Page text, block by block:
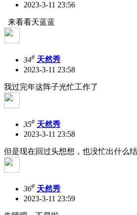
2023-3-11 23:56
来看看天蓝蓝
34# 天然秀
2023-3-11 23:58
我过完年这阵子光忙工作了
35# 天然秀
2023-3-11 23:58
但是现在回过头想想，也没忙出什么
36# 天然秀
2023-3-11 23:59